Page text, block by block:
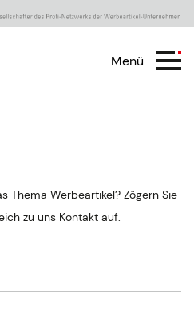
Menü
Thema Werbeartikel? Zögern Sie
zu uns Kontakt auf.